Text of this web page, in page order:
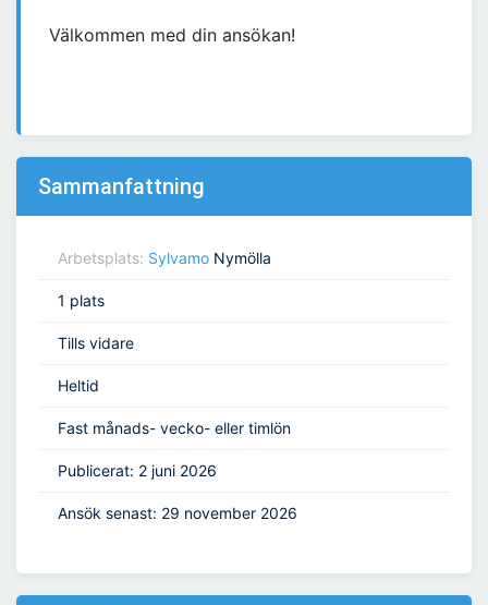
Välkommen med din ansökan!
Sammanfattning
Arbetsplats: Sylvamo Nymölla
1 plats
Tills vidare
Heltid
Fast månads- vecko- eller timlön
Publicerat: 2 juni 2026
Ansök senast: 29 november 2026